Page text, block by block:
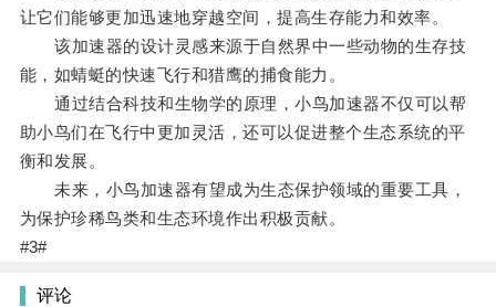
让它们能够更加迅速地穿越空间，提高生存能力和效率。
该加速器的设计灵感来源于自然界中一些动物的生存技
能，如蜻蜓的快速飞行和猎鹰的捕食能力。
通过结合科技和生物学的原理，小鸟加速器不仅可以帮
助小鸟们在飞行中更加灵活，还可以促进整个生态系统的平
衡和发展。
未来，小鸟加速器有望成为生态保护领域的重要工具，
为保护珍稀鸟类和生态环境作出积极贡献。
#3#
评论